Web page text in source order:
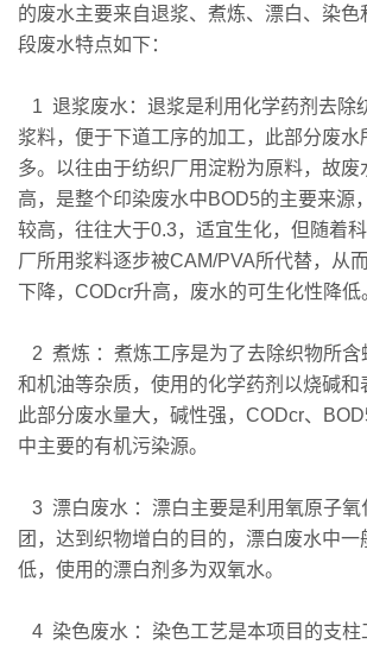
的废水主要来自退浆、煮炼、漂白、染色
段废水特点如下：
1 退浆废水：退浆是利用化学药剂去除
浆料，便于下道工序的加工，此部分废水
多。以往由于纺织厂用淀粉为原料，故废
高，是整个印染废水中BOD5的主要来源
较高，往往大于0.3，适宜生化，但随着
厂所用浆料逐步被CAM/PVA所代替，从
下降，CODcr升高，废水的可生化性降低
2 煮炼 ：煮炼工序是为了去除织物所含
和机油等杂质，使用的化学药剂以烧碱和
此部分废水量大，碱性强，CODcr、
中主要的有机污染源。
3 漂白废水 ：漂白主要是利用氧原子氧
团，达到织物增白的目的，漂白废水中
低，使用的漂白剂多为双氧水。
4 染色废水 ：染色工艺是本项目的支柱